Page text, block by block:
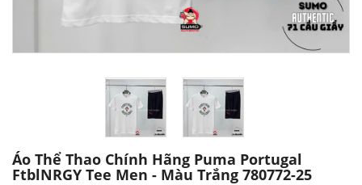
Áo Thể Thao Chính Hãng Puma Portugal
FtblNRGY Tee Men - Màu Trắng 780772-25